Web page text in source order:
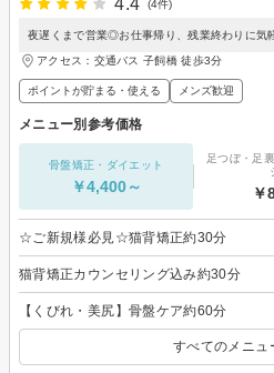
(4件)
夜遅くまで営業◎お仕事帰り、残業終わりに気
アクセス：交通バス 子飼橋 徒歩3分
ポイントが貯まる・使える メンズ歓迎
メニュー別参考価格
骨盤矯正・ダイエット
￥4,400～
足つぼ・足
￥
☆ご新規様必見☆猫背矯正約30分
猫背矯正カウンセリング込み約30分
【くびれ・美尻】骨盤ケア約60分
すべてのメニュ